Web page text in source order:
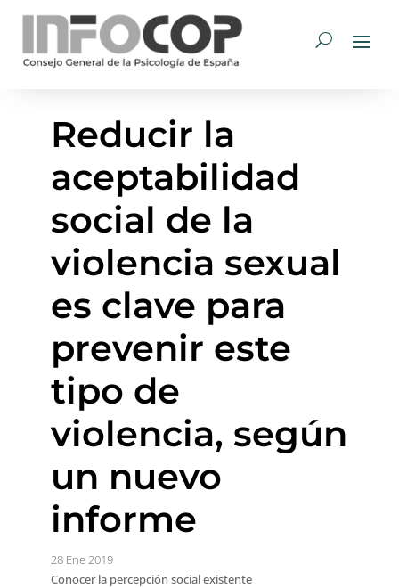
Reducir la
aceptabilidad
social de la
violencia sexual
es clave para
prevenir este
tipo de
violencia, según
un nuevo
informe
28 Ene 2019
Conocer la percepción social existente